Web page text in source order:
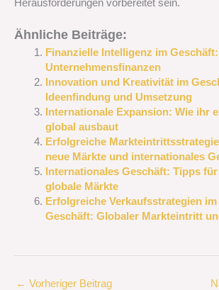
Herausforderungen vorbereitet sein.
Ähnliche Beiträge:
Finanzielle Intelligenz im
Unternehmensfinanzen
Innovation und Kreativität im
Ideenfindung und Umsetzung
Internationale Expansion: Wie ihr
global ausbaut
Erfolgreiche
neue Märkte und internationales
Internationales Geschäft: Tipps
globale Märkte
Erfolgreiche Verkaufsstrategien
Geschäft: Globaler Markteintritt
← Vorheriger Beitrag